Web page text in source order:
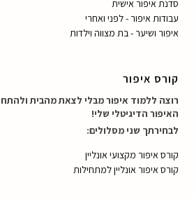
סדנת איפור אישית
עבודות איפור - לפני ואחרי
איפור ושיער - בת מצווה וילדות
קורס איפור
רוצה ללמוד איפור מבלי לצאת מהבית
האיפור הדיגיטלי שלי!
לבחירתך שני מסלולים:
קורס איפור מקצועי אונליין
קורס איפור אונליין למתחילות